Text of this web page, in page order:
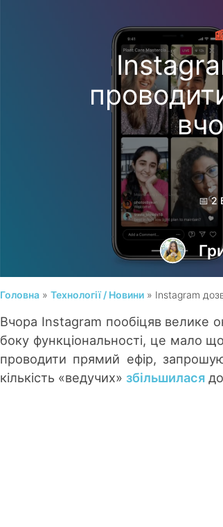
📅 2
Головна »Технології / Новини » Instagram
Вчора Instagram пообіцяв велике
боку функціональності, це мало
проводити прямий ефір,
кількість «ведучих»збільшилася